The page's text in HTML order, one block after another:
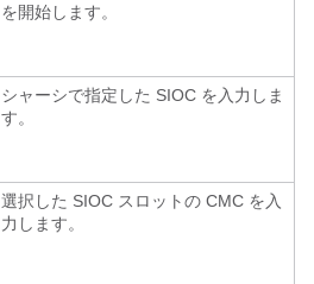
を開始します。
シャーシで指定した SIOC を入力しま
す。
選択した SIOC スロットの CMC を入
力します。